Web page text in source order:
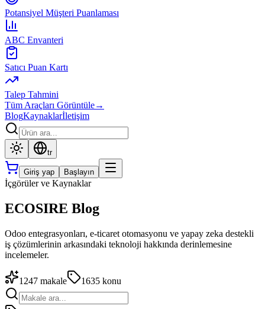
Potansiyel Müşteri Puanlaması
ABC Envanteri
Satıcı Puan Kartı
Talep Tahmini
Tüm Araçları Görüntüle→
BlogKaynaklarİletişim
tr
Giriş yap Başlayın
İçgörüler ve Kaynaklar
ECOSIRE Blog
Odoo entegrasyonları, e-ticaret otomasyonu ve yapay zeka destekli
iş çözümlerinin arkasındaki teknoloji hakkında derinlemesine
incelemeler.
1247 makale 1635 konu